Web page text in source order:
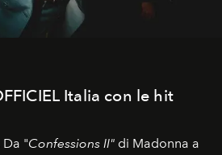
Italia con le hit
"Confessions II" di Madonna a